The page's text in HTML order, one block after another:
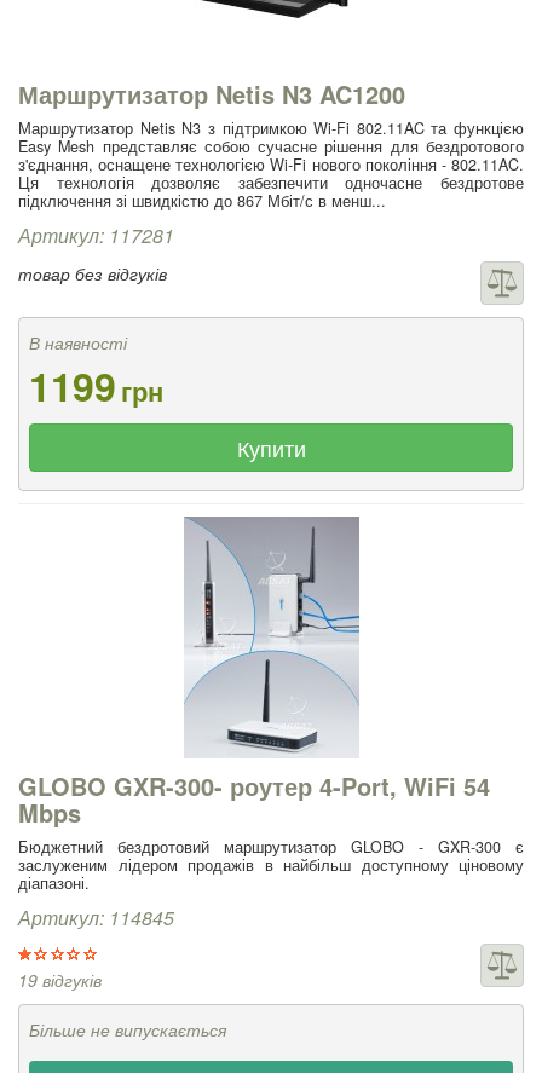
Маршрутизатор Netis N3 AC1200
Маршрутизатор Netis N3 з підтримкою Wi-Fi 802.11AC та функцією
Easy Mesh представляє собою сучасне рішення для бездротового
з'єднання, оснащене технологією Wi-Fi нового покоління - 802.11AC.
Ця технологія дозволяє забезпечити одночасне бездротове
підключення зі швидкістю до 867 Мбіт/с в менш...
Артикул: 117281
товар без відгуків
В наявності
1199грн
Купити
GLOBO GXR-300- роутер 4-Port, WiFi 54
Mbps
Бюджетний бездротовий маршрутизатор GLOBO - GXR-300 є
заслуженим лідером продажів в найбільш доступному ціновому
діапазоні.
Артикул: 114845
19 відгуків
Більше не випускається